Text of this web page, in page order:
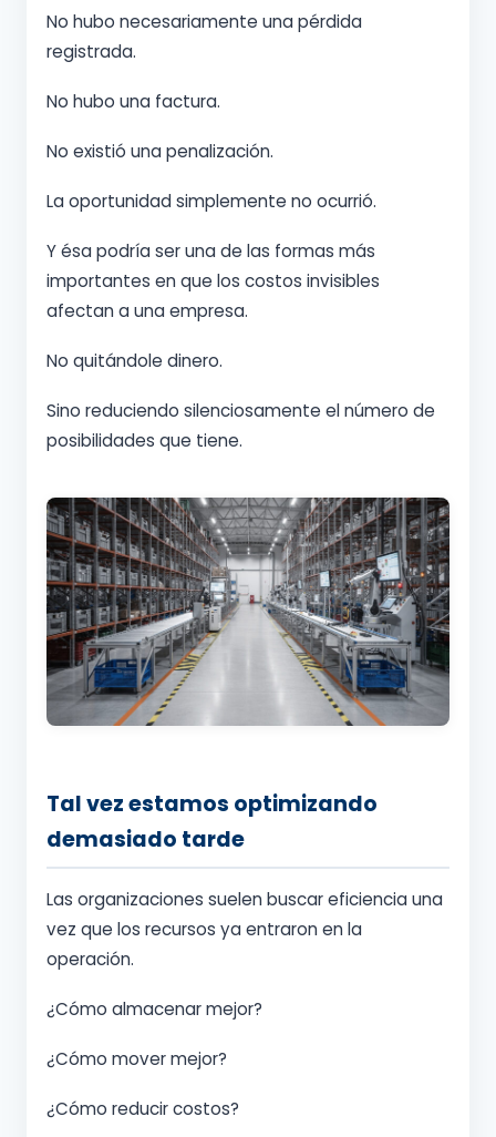
No hubo necesariamente una pérdida
registrada.
No hubo una factura.
No existió una penalización.
La oportunidad simplemente no ocurrió.
Y ésa podría ser una de las formas más
importantes en que los costos invisibles
afectan a una empresa.
No quitándole dinero.
Sino reduciendo silenciosamente el número de
posibilidades que tiene.
Tal vez estamos optimizando
demasiado tarde
Las organizaciones suelen buscar eficiencia una
vez que los recursos ya entraron en la
operación.
¿Cómo almacenar mejor?
¿Cómo mover mejor?
¿Cómo reducir costos?